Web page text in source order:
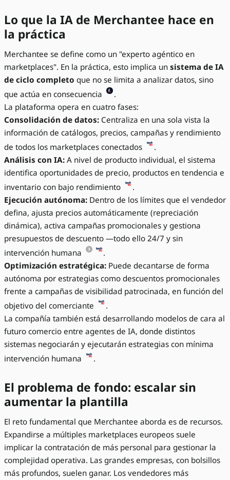
Lo que la IA de Merchantee hace en
la práctica
Merchantee se define como un "experto agéntico en
marketplaces". En la práctica, esto implica un sistema de IA
de ciclo completo que no se limita a analizar datos, sino
que actúa en consecuencia
.
La plataforma opera en cuatro fases:
Consolidación de datos: Centraliza en una sola vista la
información de catálogos, precios, campañas y rendimiento
de todos los marketplaces conectados
.
Análisis con IA: A nivel de producto individual, el sistema
identifica oportunidades de precio, productos en tendencia e
inventario con bajo rendimiento
.
Ejecución autónoma: Dentro de los límites que el vendedor
defina, ajusta precios automáticamente (repreciación
dinámica), activa campañas promocionales y gestiona
presupuestos de descuento —todo ello 24/7 y sin
intervención humana
.
Optimización estratégica: Puede decantarse de forma
autónoma por estrategias como descuentos promocionales
frente a campañas de visibilidad patrocinada, en función del
objetivo del comerciante
.
La compañía también está desarrollando modelos de cara al
futuro comercio entre agentes de IA, donde distintos
sistemas negociarán y ejecutarán estrategias con mínima
intervención humana
.
El problema de fondo: escalar sin
aumentar la plantilla
El reto fundamental que Merchantee aborda es de recursos.
Expandirse a múltiples marketplaces europeos suele
implicar la contratación de más personal para gestionar la
complejidad operativa. Las grandes empresas, con bolsillos
más profundos, suelen ganar. Los vendedores más